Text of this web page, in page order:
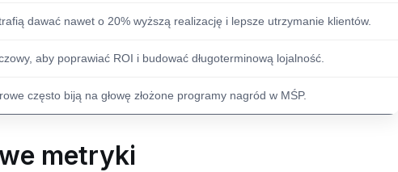
dawać nawet o 20% wyższą realizację i lepsze utrzymanie klientów.
aby poprawiać ROI i budować długoterminową lojalność.
często biją na głowę złożone programy nagród w MŚP.
metryki